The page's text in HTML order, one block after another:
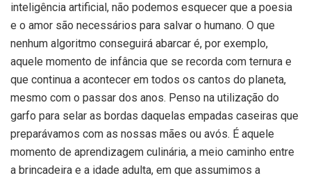
inteligência artificial, não podemos esquecer que a poesia
e o amor são necessários para salvar o humano. O que
nenhum algoritmo conseguirá abarcar é, por exemplo,
aquele momento de infância que se recorda com ternura e
que continua a acontecer em todos os cantos do planeta,
mesmo com o passar dos anos. Penso na utilização do
garfo para selar as bordas daquelas empadas caseiras que
preparávamos com as nossas mães ou avós. É aquele
momento de aprendizagem culinária, a meio caminho entre
a brincadeira e a idade adulta, em que assumimos a